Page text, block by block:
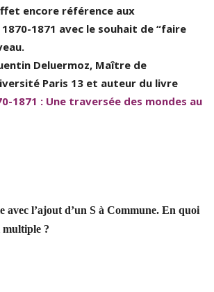
encore référence aux
1871 avec le souhait de “faire
Deluermoz, Maître de
Paris 13 et auteur du livre
1871 : Une traversée des mondes au
avec l’ajout d’un S à Commune. En quoi
multiple ?